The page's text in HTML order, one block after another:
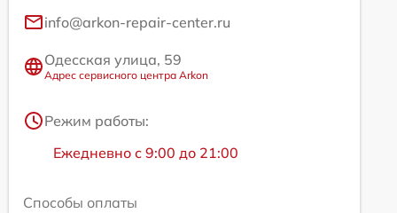
info@arkon-repair-center.ru
Одесская улица, 59
Адрес сервисного центра Arkon
Режим работы:
Ежедневно с 9:00 до 21:00
Способы оплаты